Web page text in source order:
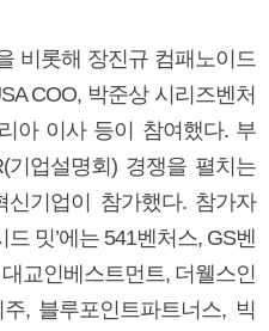
비롯해 장진규 컴패노이드
COO, 박준상 시리즈벤처
아 이사 등이 참여했다. 부
업설명회) 경쟁을 펼치는
신기업이 참가했다. 참가자
밋’에는 541벤처스, GS벤
교인베스트먼트, 더웰스인
, 블루포인트파트너스, 빅